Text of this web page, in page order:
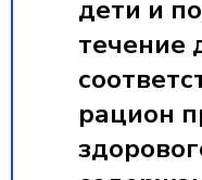
дети и
течение
рацион